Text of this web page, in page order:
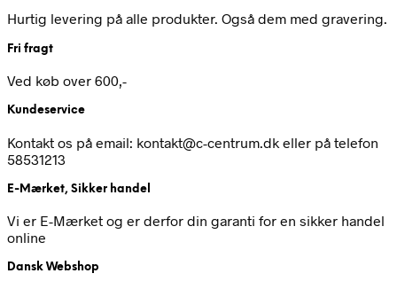
Hurtig levering på alle produkter. Også dem med gravering.
Fri fragt
Ved køb over 600,-
Kundeservice
Kontakt os på email: kontakt@c-centrum.dk eller på telefon
58531213
E-Mærket, Sikker handel
Vi er E-Mærket og er derfor din garanti for en sikker handel
online
Dansk Webshop